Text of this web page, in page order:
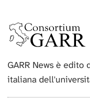
GARR News è edito
italiana